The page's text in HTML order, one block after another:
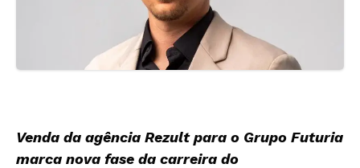
Venda da agência Rezult para o Grupo Futuria
marca nova fase da carreira do